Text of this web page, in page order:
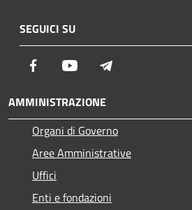
SEGUICI SU
Facebook Youtube
AMMINISTRAZIONE
Organi di Governo
Aree Amministrative
Uffici
Enti e fondazioni